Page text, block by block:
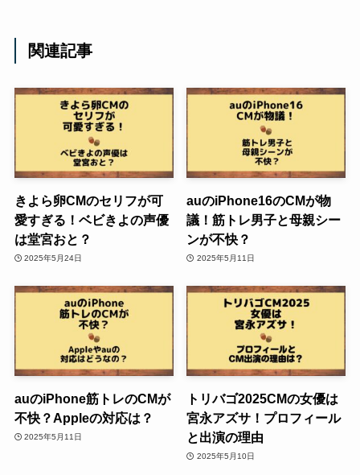
関連記事
きよら卵CMのセリフが可
愛すぎる！ベビきよの声優
は堂宮おと？
2025年5月24日
auのiPhone16のCMが物
議！筋トレ男子と母親シー
ンが不快？
2025年5月11日
auのiPhone筋トレのCMが
不快？Appleの対応は？
2025年5月11日
トリバゴ2025CMの女優は
宮永アズサ！プロフィール
と出演の理由
2025年5月10日